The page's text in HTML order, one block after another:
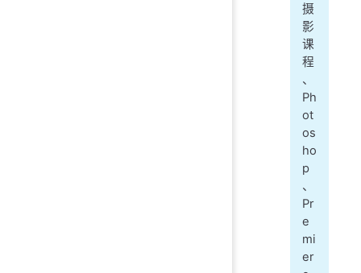
摄
影
课
程
、
Ph
ot
os
ho
p
、
Pr
e
mi
er